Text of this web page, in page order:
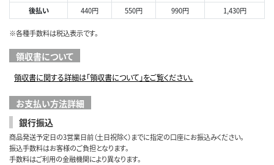
後払い
440円 550円 990円 1,430円
※各種手数料は税込表示です。
領収書について
領収書に関する詳細は「領収書について」をご覧ください。
お支払い方法詳細
銀行振込
商品発送予定日の3営業日前（土日祝除く）までに指定の口座にお振込みください。
振込手数料はお客様のご負担となります。
手数料はご利用の金融機関により異なります。